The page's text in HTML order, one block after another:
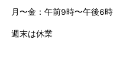
月〜金：午前9時〜午後6時
週末は休業